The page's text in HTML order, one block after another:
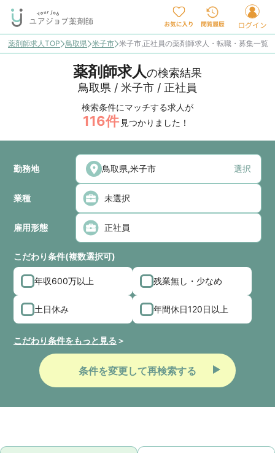
薬剤師求人TOP 鳥取県 米子市 米子市,正社員の薬剤師求人・転職・募集一覧
薬剤師求人の検索結果
鳥取県 / 米子市 / 正社員
検索条件にマッチする求人が
116件 見つかりました！
勤務地 選択
業種
雇用形態
こだわり条件(複数選択可)
年収600万以上 残業無し・少なめ
土日休み 年間休日120日以上
こだわり条件をもっと見る
条件を変更して再検索する